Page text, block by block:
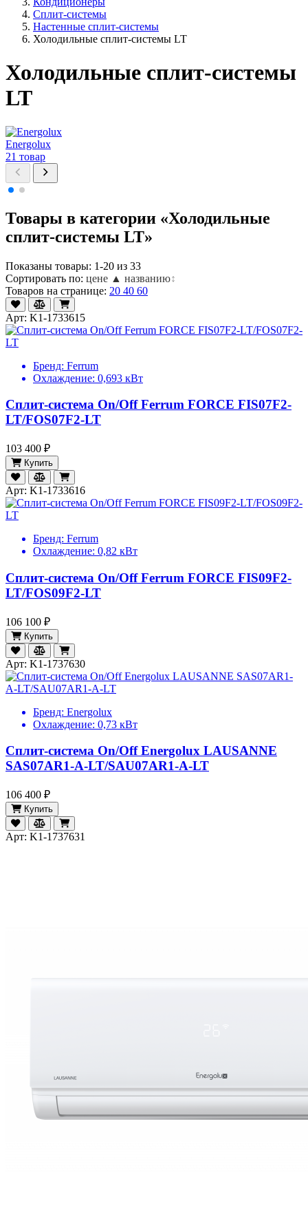
Сплит-системы
Настенные сплит-системы
Холодильные сплит-системы LT
Холодильные сплит-системы
LT
Energolux
21 товар
Товары в категории «Холодильные
сплит-системы LT»
Показаны товары: 1-20 из 33
Сортировать по: цене ▲ названию↕
Товаров на странице: 20 40 60
Арт: K1-1733615
Бренд: Ferrum
Охлаждение: 0,693 кВт
Сплит-система On/Off Ferrum FORCE FIS07F2-
LT/FOS07F2-LT
103 400 ₽
Купить
Арт: K1-1733616
Бренд: Ferrum
Охлаждение: 0,82 кВт
Сплит-система On/Off Ferrum FORCE FIS09F2-
LT/FOS09F2-LT
106 100 ₽
Купить
Арт: K1-1737630
Бренд: Energolux
Охлаждение: 0,73 кВт
Сплит-система On/Off Energolux LAUSANNE
SAS07AR1-A-LT/SAU07AR1-A-LT
106 400 ₽
Купить
Арт: K1-1737631